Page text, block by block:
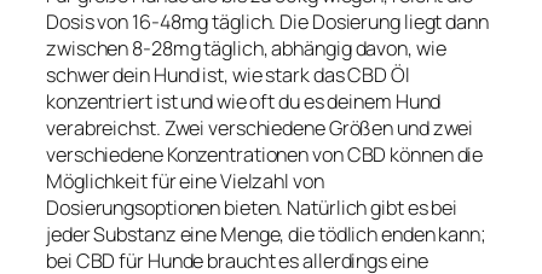
Dosis von 16-48mg täglich. Die Dosierung liegt dann
zwischen 8-28mg täglich, abhängig davon, wie
schwer dein Hund ist, wie stark das CBD Öl
konzentriert ist und wie oft du es deinem Hund
verabreichst. Zwei verschiedene Größen und zwei
verschiedene Konzentrationen von CBD können die
Möglichkeit für eine Vielzahl von
Dosierungsoptionen bieten. Natürlich gibt es bei
jeder Substanz eine Menge, die tödlich enden kann;
bei CBD für Hunde braucht es allerdings eine